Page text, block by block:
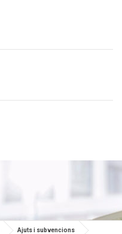
Ajuts i subvencions